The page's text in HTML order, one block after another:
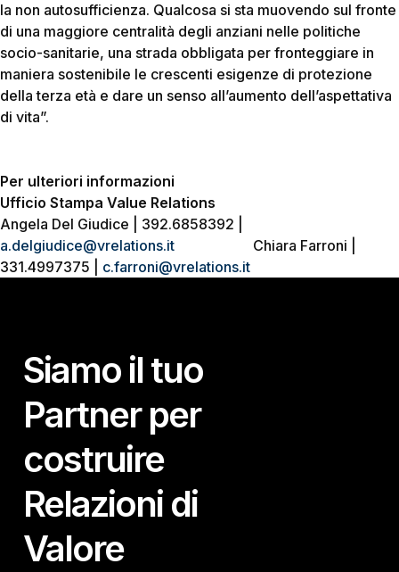
la non autosufficienza. Qualcosa si sta muovendo sul fronte
di una maggiore centralità degli anziani nelle politiche
socio-sanitarie, una strada obbligata per fronteggiare in
maniera sostenibile le crescenti esigenze di protezione
della terza età e dare un senso all’aumento dell’aspettativa
di vita”.
Per ulteriori informazioni
Ufficio Stampa Value Relations
Angela Del Giudice | 392.6858392 |
a.delgiudice@vrelations.it Chiara Farroni |
331.4997375 | c.farroni@vrelations.it
Siamo il tuo
Partner per
costruire
Relazioni di
Valore